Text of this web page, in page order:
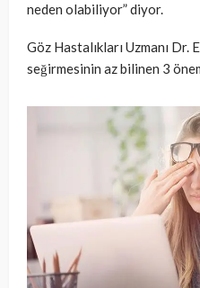
neden olabiliyor” diyor.
Göz Hastalıkları Uzmanı Dr.
seğirmesinin az bilinen 3